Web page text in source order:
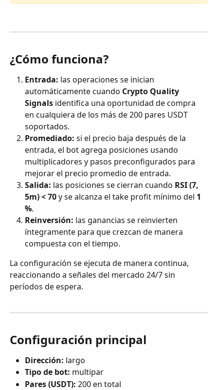
¿Cómo funciona?
Entrada: las operaciones se inician
automáticamente cuando Crypto Quality
Signals identifica una oportunidad de compra
en cualquiera de los más de 200 pares USDT
soportados.
Promediado: si el precio baja después de la
entrada, el bot agrega posiciones usando
multiplicadores y pasos preconfigurados para
mejorar el precio promedio de entrada.
Salida: las posiciones se cierran cuando RSI (7,
5m) < 70 y se alcanza el take profit mínimo del 1
%.
Reinversión: las ganancias se reinvierten
íntegramente para que crezcan de manera
compuesta con el tiempo.
La configuración se ejecuta de manera continua,
reaccionando a señales del mercado 24/7 sin
períodos de espera.
Configuración principal
Dirección: largo
Tipo de bot: multipar
Pares (USDT): 200 en total